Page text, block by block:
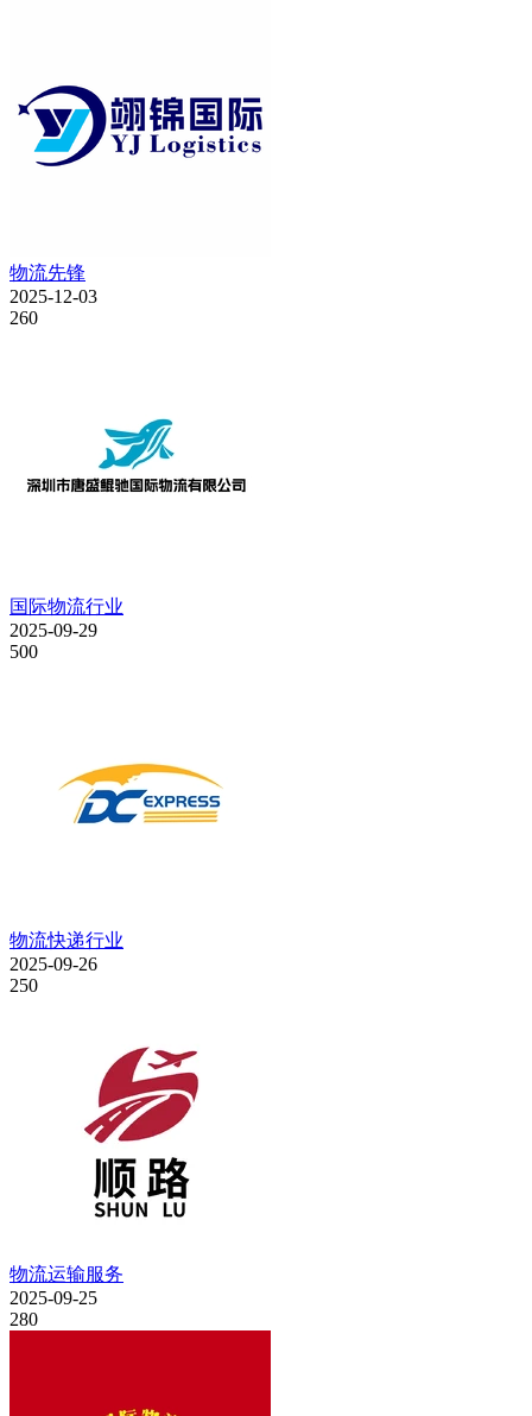
物流先锋
2025-12-03
260
国际物流行业
2025-09-29
500
物流快递行业
2025-09-26
250
物流运输服务
2025-09-25
280